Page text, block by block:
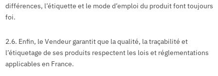
différences, l’étiquette et le mode d’emploi du produit font toujours
foi.
2.6. Enfin, le Vendeur garantit que la qualité, la traçabilité et
l’étiquetage de ses produits respectent les lois et réglementations
applicables en France.